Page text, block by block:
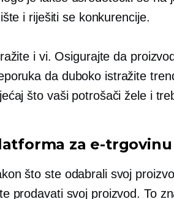
i riješiti se konkurencije.
i vi. Osigurajte da
da duboko istražite
što vaši potrošači žele i
za e-trgovinu
što ste odabrali svoj
prodavati svoj proizvod. To